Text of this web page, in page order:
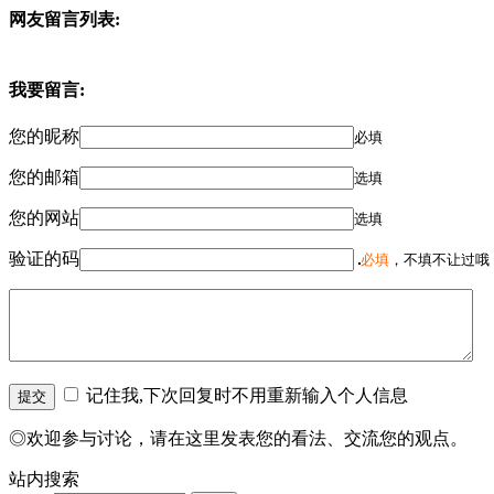
网友留言列表:
我要留言:
您的昵称 必填
您的邮箱 选填
您的网站 选填
验证的码 必填 ，不填不让过
记住我,下次回复时不用重新输入个人信息
◎欢迎参与讨论，请在这里发表您的看法、交流您的观点。
站内搜索